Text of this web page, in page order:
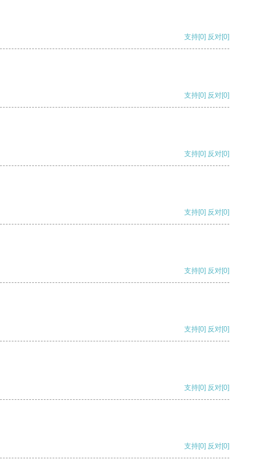
支持[0] 反对[0]
支持[0] 反对[0]
支持[0] 反对[0]
支持[0] 反对[0]
支持[0] 反对[0]
支持[0] 反对[0]
支持[0] 反对[0]
支持[0] 反对[0]